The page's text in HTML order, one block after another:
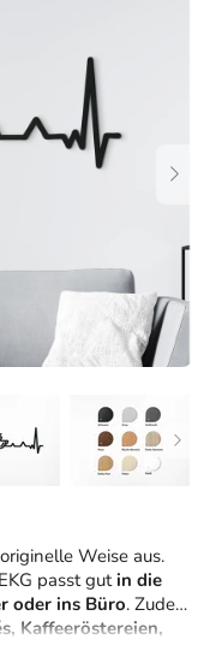
Weise aus.
passt gutin die
oder ins Büro. Zudem
Kaffeeröstereien,